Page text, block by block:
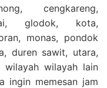
cengkareng,
glodok, kota,
monas, pondok
duren sawit, utara,
wilayah lain
ingin memesan jam